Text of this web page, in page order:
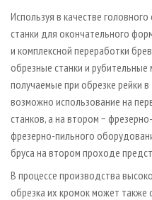
Используя в качестве
станки для окончательного
и комплексной переработки
обрезные станки и
получаемые при обрезке рейки
возможно использование на
станков, а на втором −
фрезерно-пильного
бруса на втором проходе
В процессе производства
обрезка их кромок может также